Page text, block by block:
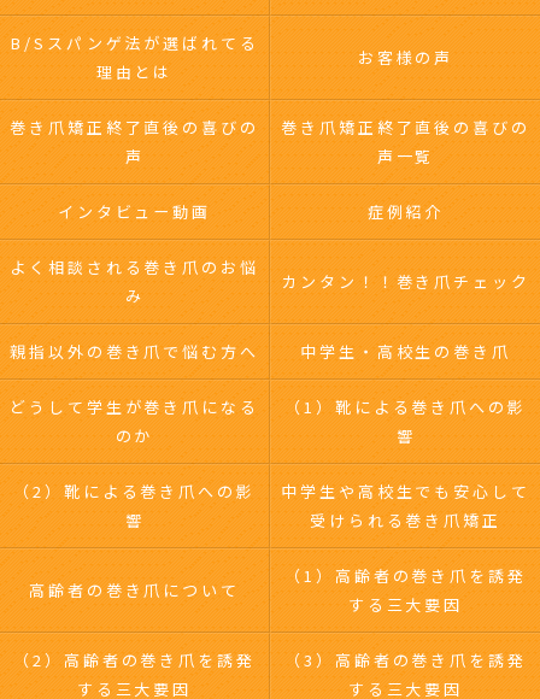
B/Sスパンゲ法が選ばれてる
理由とは
お客様の声
巻き爪矯正終了直後の喜びの
声
巻き爪矯正終了直後の喜びの
声一覧
インタビュー動画 症例紹介
よく相談される巻き爪のお悩
み
カンタン！！巻き爪チェック
親指以外の巻き爪で悩む方へ 中学生・高校生の巻き爪
どうして学生が巻き爪になる
のか
（1）靴による巻き爪への影
響
（2）靴による巻き爪への影
響
中学生や高校生でも安心して
受けられる巻き爪矯正
高齢者の巻き爪について
（1）高齢者の巻き爪を誘発
する三大要因
（2）高齢者の巻き爪を誘発
する三大要因
（3）高齢者の巻き爪を誘発
する三大要因